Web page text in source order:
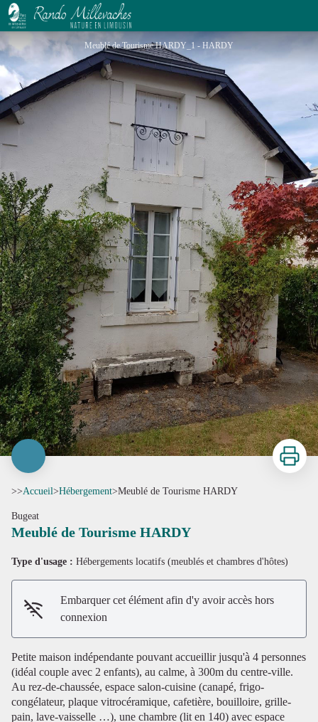
Meublé de Tourisme HARDY
Meublé de Tourisme HARDY_1 - HARDY
Voir l'image en plein écran
Imprimer
>>Accueil>Hébergement>Meublé de Tourisme HARDY
Bugeat
Meublé de Tourisme HARDY
Type d'usage : Hébergements locatifs (meublés et chambres d'hôtes)
Embarquer cet élément afin d'y avoir accès hors
connexion
Petite maison indépendante pouvant accueillir jusqu'à 4 personnes
(idéal couple avec 2 enfants), au calme, à 300m du centre-ville.
Au rez-de-chaussée, espace salon-cuisine (canapé, frigo-
congélateur, plaque vitrocéramique, cafetière, bouilloire, grille-
pain, lave-vaisselle …), une chambre (lit en 140) avec espace